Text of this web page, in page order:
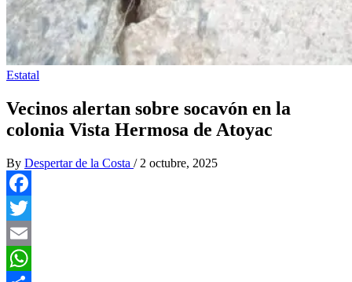
Estatal
Vecinos alertan sobre socavón en la
colonia Vista Hermosa de Atoyac
By Despertar de la Costa / 2 octubre, 2025
Facebook
Twitter
Email